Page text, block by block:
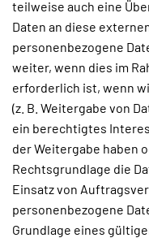
teilweise auch eine
Daten an diese
personenbezogene
weiter, wenn dies im
erforderlich ist, wenn
(z. B. Weitergabe von
ein berechtigtes
der Weitergabe haben
Rechtsgrundlage die
Einsatz von
personenbezogene
Grundlage eines